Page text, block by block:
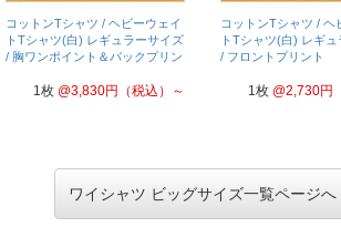
コットンTシャツ / ヘビーウェイ
トTシャツ(白) レギュラーサイズ
/ 胸ワンポイント＆バックプリン
1枚 @3,830円 （税込）～
コットンTシャツ / ヘ
トTシャツ(白) レギ
/ フロントプリント
1枚 @2,730円
ワイシャツ ビッグサイズ一覧ページへ